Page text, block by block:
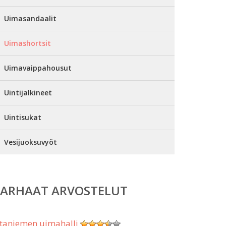
Uimasandaalit
Uimashortsit
Uimavaippahousut
Uintijalkineet
Uintisukat
Vesijuoksuvyöt
ARVOSTELUT
uimahalli